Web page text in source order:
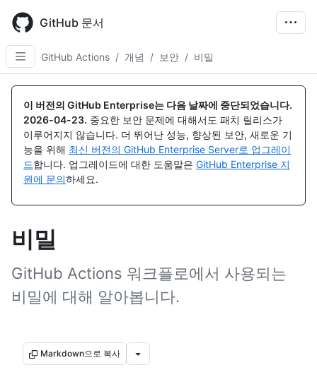
main
content
GitHub 문서
GitHub Actions / 개념 / 보안 / 비밀
이 버전의 GitHub Enterprise는 다음 날짜에 중단되었습니다.
2026-04-23. 중요한 보안 문제에 대해서도 패치 릴리스가
이루어지지 않습니다. 더 뛰어난 성능, 향상된 보안, 새로운 기
능을 위해 최신 버전의 GitHub Enterprise Server로 업그레이
드합니다. 업그레이드에 대한 도움말은 GitHub Enterprise 지
원에 문의하세요.
비밀
GitHub Actions 워크플로에서 사용되는
비밀에 대해 알아봅니다.
Markdown으로 복사